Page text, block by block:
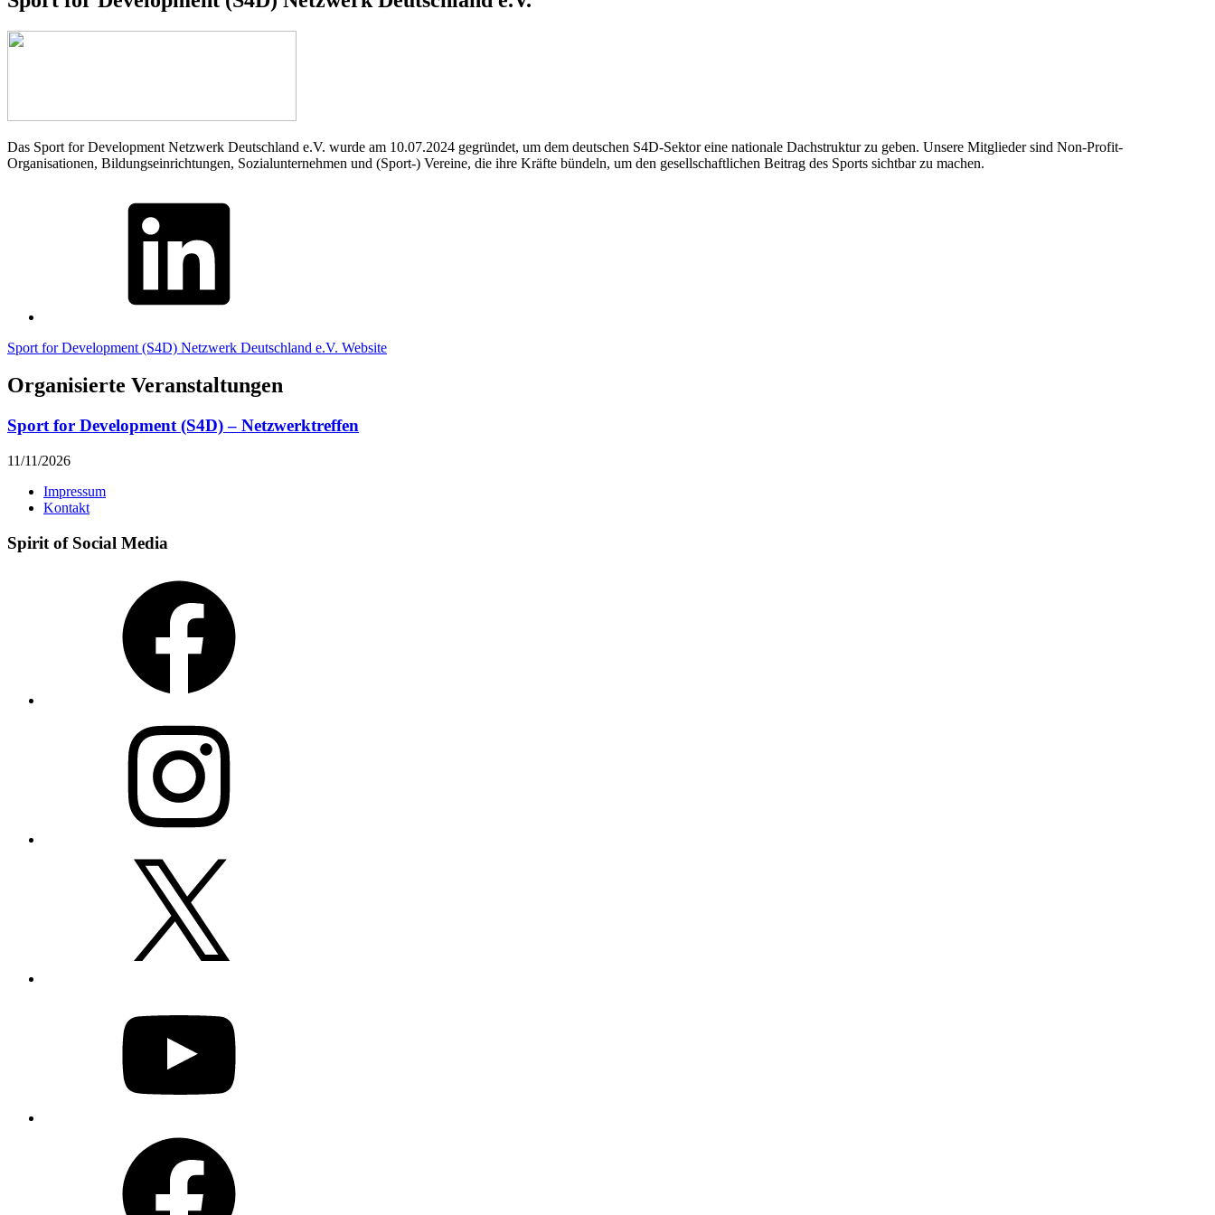
Das Sport for Development Netzwerk Deutschland e.V. wurde am 10.07.2024 gegründet, um dem deutschen S4D-Sektor eine nationale Dachstruktur zu geben. Unsere Mitglieder sind Non-Profit-
Organisationen, Bildungseinrichtungen, Sozialunternehmen und (Sport-) Vereine, die ihre Kräfte bündeln, um den gesellschaftlichen Beitrag des Sports sichtbar zu machen.
Sport for Development (S4D) Netzwerk Deutschland e.V. Website
Organisierte Veranstaltungen
Sport for Development (S4D) – Netzwerktreffen
11/11/2026
Impressum
Kontakt
Spirit of Social Media